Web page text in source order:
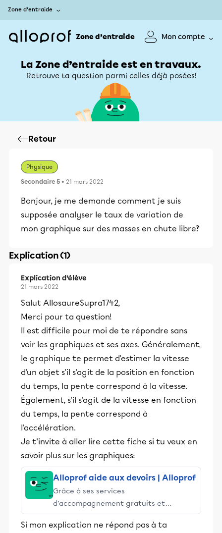
Zone d’entraide
Zone d’entraide Mon compte
La Zone d’entraide est en travaux.
Retrouve ta question parmi celles déjà posées!
Retour
Physique
Secondaire 5 • 21 mars 2022
Bonjour, je me demande comment je suis
supposée analyser le taux de variation de
mon graphique sur des masses en chute libre?
Explication (1)
Explication d’élève
21 mars 2022
Salut AllosaureSupra1742,
Merci pour ta question!
Il est difficile pour moi de te répondre sans
voir les graphiques et ses axes. Généralement,
le graphique te permet d'estimer la vitesse
d'un objet s'il s'agit de la position en fonction
du temps, la pente correspond à la vitesse.
Également, s'il s'agit de la vitesse en fonction
du temps, la pente correspond à
l'accélération.
Je t'invite à aller lire cette fiche si tu veux en
savoir plus sur les graphiques:
Alloprof aide aux devoirs | Alloprof
Grâce à ses services
d’accompagnement gratuits et
stimulants, Alloprof engage les élèves
et leurs parents dans la réussite
Si mon explication ne répond pas à ta